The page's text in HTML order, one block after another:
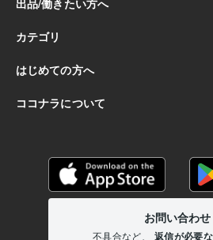
悩み相談・カウンセリング
長野県 松本短期大学